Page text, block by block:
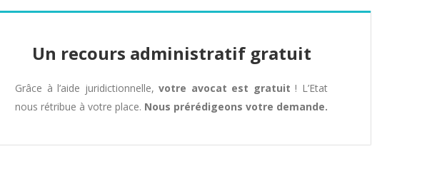
Un recours administratif gratuit
Grâce à l’aide juridictionnelle,votre avocat est gratuit ! L’Etat
nous rétribue à votre place. Nous prérédigeons votre demande.